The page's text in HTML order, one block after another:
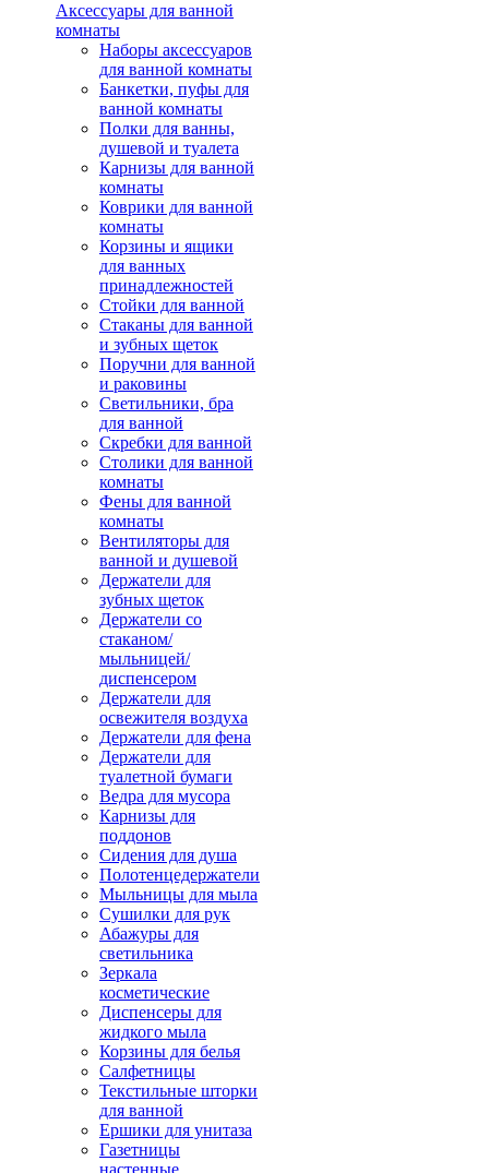
Аксессуары для ванной
комнаты
Наборы аксессуаров
для ванной комнаты
Банкетки, пуфы для
ванной комнаты
Полки для ванны,
душевой и туалета
Карнизы для ванной
комнаты
Коврики для ванной
комнаты
Корзины и ящики
для ванных
принадлежностей
Стойки для ванной
Стаканы для ванной
и зубных щеток
Поручни для ванной
и раковины
Светильники, бра
для ванной
Скребки для ванной
Столики для ванной
комнаты
Фены для ванной
комнаты
Вентиляторы для
ванной и душевой
Держатели для
зубных щеток
Держатели со
стаканом/
мыльницей/
диспенсером
Держатели для
освежителя воздуха
Держатели для фена
Держатели для
туалетной бумаги
Ведра для мусора
Карнизы для
поддонов
Сидения для душа
Полотенцедержатели
Мыльницы для мыла
Сушилки для рук
Абажуры для
светильника
Зеркала
косметические
Диспенсеры для
жидкого мыла
Корзины для белья
Салфетницы
Текстильные шторки
для ванной
Ершики для унитаза
Газетницы
настенные